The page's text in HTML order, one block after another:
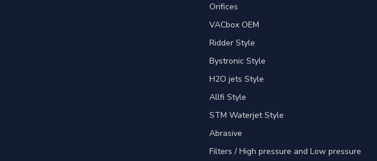
Orifices
VACbox OEM
Ridder Style
Bystronic Style
H2O jets Style
Allfi Style
STM Waterjet Style
Abrasive
Filters / High pressure and Low pressure